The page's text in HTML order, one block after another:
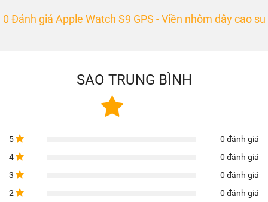
0 Đánh giá Apple Watch S9 GPS - Viền nhôm dây cao su
SAO TRUNG BÌNH
5
0 đánh giá
4
0 đánh giá
3
0 đánh giá
2
0 đánh giá